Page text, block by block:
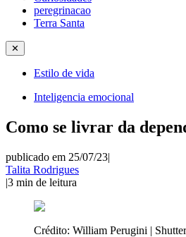
peregrinacao
Terra Santa
✕
Estilo de vida
Inteligencia emocional
Como se livrar da
publicado em 25/07/23|
Talita Rodrigues
|3 min de leitura
Crédito: William Perugini |